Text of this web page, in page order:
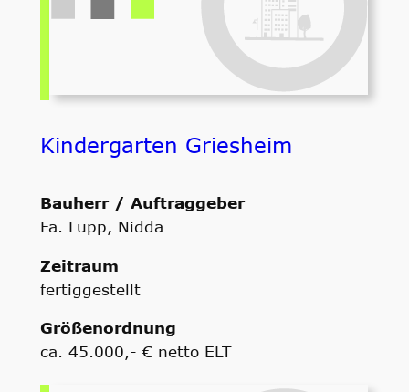
Kindergarten Griesheim
Bauherr / Auftraggeber
Fa. Lupp, Nidda
Zeitraum
fertiggestellt
Größenordnung
ca. 45.000,- € netto ELT